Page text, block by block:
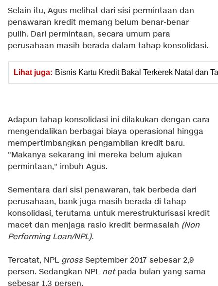
Selain itu, Agus melihat dari sisi permintaan dan
penawaran kredit memang belum benar-benar
pulih. Dari permintaan, secara umum para
perusahaan masih berada dalam tahap konsolidasi.
Lihat juga: Bisnis Kartu Kredit Bakal Terkerek Natal dan
Adapun tahap konsolidasi ini dilakukan dengan cara
mengendalikan berbagai biaya operasional hingga
mempertimbangkan pengambilan kredit baru.
"Makanya sekarang ini mereka belum ajukan
permintaan," imbuh Agus.
Sementara dari sisi penawaran, tak berbeda dari
perusahaan, bank juga masih berada di tahap
konsolidasi, terutama untuk merestrukturisasi kredit
macet dan menjaga rasio kredit bermasalah (Non
Performing Loan/NPL).
Tercatat, NPL grossSeptember 2017 sebesar 2,9
persen. Sedangkan NPL netpada bulan yang sama
sebesar 1,3 persen.